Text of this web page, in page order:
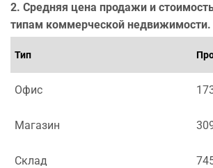
2. Средняя цена продажи и
типам коммерческой недвижимости.
Тип
Офис
Магазин
Склад